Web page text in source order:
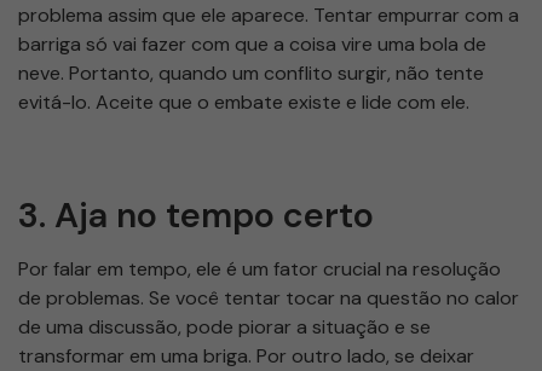
problema assim que ele aparece. Tentar empurrar com a
barriga só vai fazer com que a coisa vire uma bola de
neve. Portanto, quando um conflito surgir, não tente
evitá-lo. Aceite que o embate existe e lide com ele.
3. Aja no tempo certo
Por falar em tempo, ele é um fator crucial na resolução
de problemas. Se você tentar tocar na questão no calor
de uma discussão, pode piorar a situação e se
transformar em uma briga. Por outro lado, se deixar